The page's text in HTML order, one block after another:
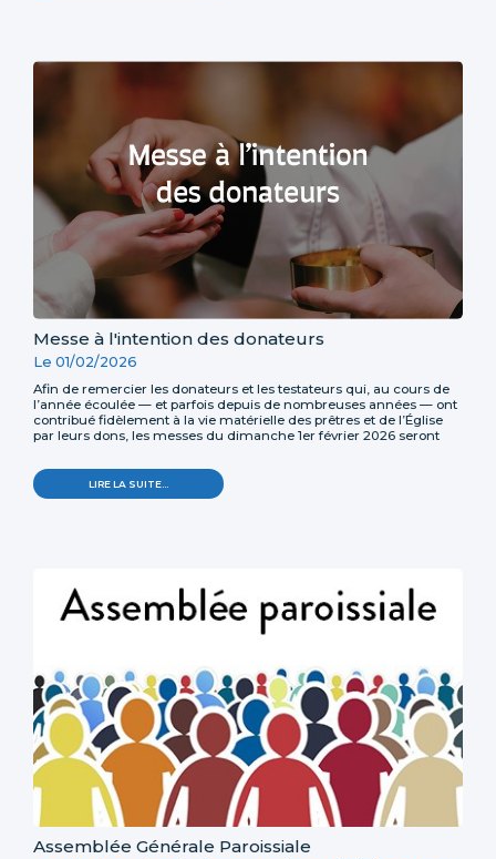
Messe à l'intention des donateurs
Le 01/02/2026
Afin de remercier les donateurs et les testateurs qui, au cours de
l’année écoulée — et parfois depuis de nombreuses années — ont
contribué fidèlement à la vie matérielle des prêtres et de l’Église
par leurs dons, les messes du dimanche 1er février 2026 seront
LIRE LA SUITE…
Assemblée Générale Paroissiale